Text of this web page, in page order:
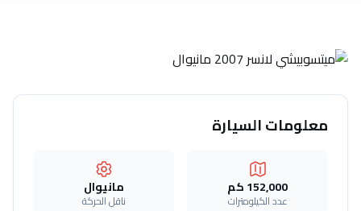
معلومات السيارة
152,000 كم
عدد الكيلومترات
مانيوال
ناقل الحركة